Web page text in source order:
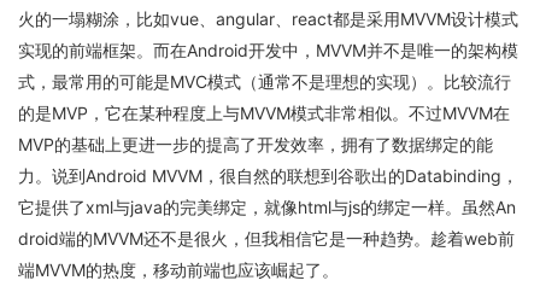
火的一塌糊涂，比如vue、angular、react都是采用MVVM设计模式
实现的前端框架。而在Android开发中，MVVM并不是唯一的架构模
式，最常用的可能是MVC模式（通常不是理想的实现）。比较流行
的是MVP，它在某种程度上与MVVM模式非常相似。不过MVVM在
MVP的基础上更进一步的提高了开发效率，拥有了数据绑定的能
力。说到Android MVVM，很自然的联想到谷歌出的Databinding，
它提供了xml与java的完美绑定，就像html与js的绑定一样。虽然An
droid端的MVVM还不是很火，但我相信它是一种趋势。趁着web前
端MVVM的热度，移动前端也应该崛起了。